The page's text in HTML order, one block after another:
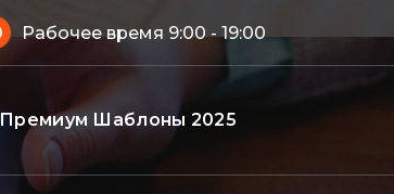
Рабочее время 9:00 - 19:00
Премиум Шаблоны 2025